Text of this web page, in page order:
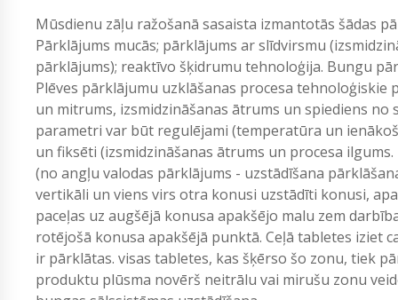
Mūsdienu zāļu ražošanā sasaista izmantotās šādas
Pārklājums mucās; pārklājums ar slīdvirsmu
pārklājums); reaktīvo šķidrumu tehnoloģija. Bungu
Plēves pārklājumu uzklāšanas procesa
un mitrums, izsmidzināšanas ātrums un spiediens
parametri var būt regulējami (temperatūra un
un fiksēti (izsmidzināšanas ātrums un procesa
(no angļu valodas pārklājums - uzstādīšana
vertikāli un viens virs otra konusi uzstādīti konusi,
paceļas uz augšējā konusa apakšējo malu zem
rotējošā konusa apakšējā punktā. Ceļā tabletes iziet
ir pārklātas. visas tabletes, kas šķērso šo zonu, tiek
produktu plūsma novērš neitrālu vai mirušu zonu